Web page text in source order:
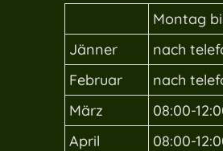
Montag
Jänner
nach
Februar
nach
März
08:00-
April
08:00-